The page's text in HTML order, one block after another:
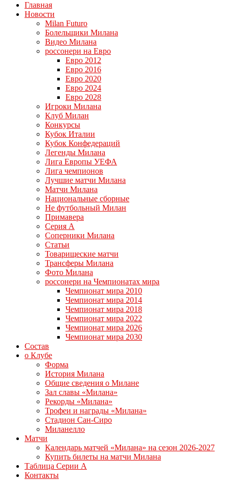
Главная
Новости
Milan Futuro
Болельщики Милана
Видео Милана
россонери на Евро
Евро 2012
Евро 2016
Евро 2020
Евро 2024
Евро 2028
Игроки Милана
Клуб Милан
Конкурсы
Кубок Италии
Кубок Конфедераций
Легенды Милана
Лига Европы УЕФА
Лига чемпионов
Лучшие матчи Милана
Матчи Милана
Национальные сборные
Не футбольный Милан
Примавера
Серия А
Соперники Милана
Статьи
Товарищеские матчи
Трансферы Милана
Фото Милана
россонери на Чемпионатах мира
Чемпионат мира 2010
Чемпионат мира 2014
Чемпионат мира 2018
Чемпионат мира 2022
Чемпионат мира 2026
Чемпионат мира 2030
Состав
о Клубе
Форма
История Милана
Общие сведения о Милане
Зал славы «Милана»
Рекорды «Милана»
Трофеи и награды «Милана»
Стадион Сан-Сиро
Миланелло
Матчи
Календарь матчей «Милана» на сезон 2026-2027
Купить билеты на матчи Милана
Таблица Серии А
Контакты